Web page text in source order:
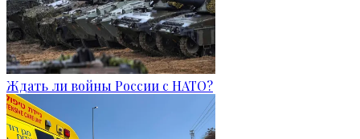
Ждать ли войны России с НАТО?